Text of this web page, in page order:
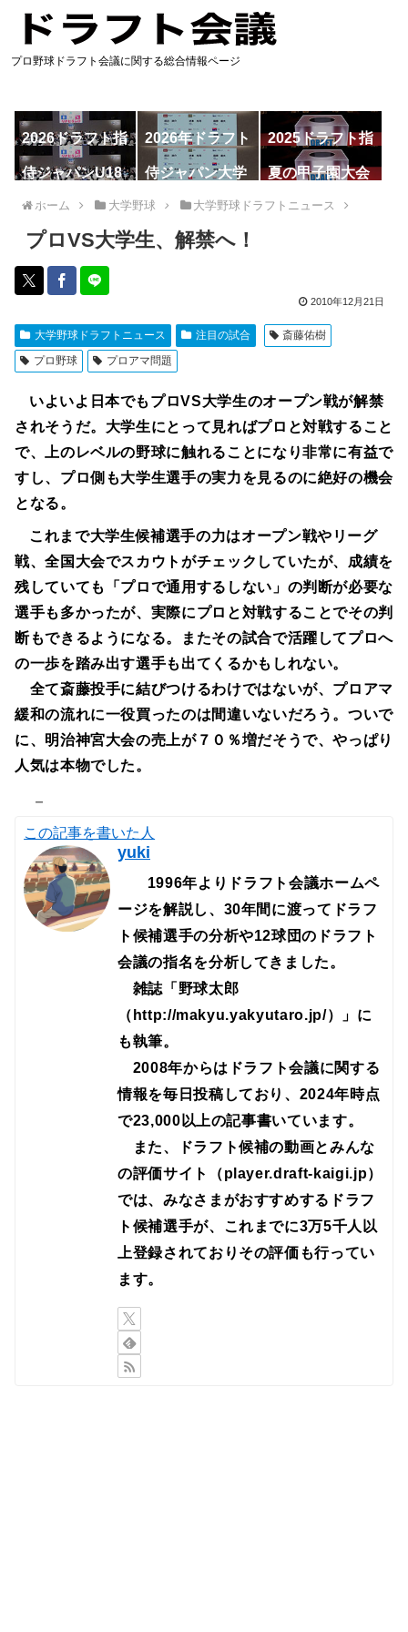
プロ野球ドラフト会議に関する総合情報ページ
2026ドラフト指
名予想
2026年ドラフト
候補
2025ドラフト指
名一覧
侍ジャパンU18
代表
侍ジャパン大学
代表
夏の甲子園大会
ホーム 大学野球 大学野球ドラフトニュース
プロVS大学生、解禁へ！
2010年12月21日
大学野球ドラフトニュース 注目の試合
斎藤佑樹
プロ野球
プロアマ問題
いよいよ日本でもプロVS大学生のオープン戦が解禁
されそうだ。大学生にとって見ればプロと対戦すること
で、上のレベルの野球に触れることになり非常に有益で
すし、プロ側も大学生選手の実力を見るのに絶好の機会
となる。
これまで大学生候補選手の力はオープン戦やリーグ
戦、全国大会でスカウトがチェックしていたが、成績を
残していても「プロで通用するしない」の判断が必要な
選手も多かったが、実際にプロと対戦することでその判
断もできるようになる。またその試合で活躍してプロへ
の一歩を踏み出す選手も出てくるかもしれない。
全て斎藤投手に結びつけるわけではないが、プロアマ
緩和の流れに一役買ったのは間違いないだろう。ついで
に、明治神宮大会の売上が７０％増だそうで、やっぱり
人気は本物でした。
－
この記事を書いた人
yuki
1996年よりドラフト会議ホームペ
ージを解説し、30年間に渡ってドラフ
ト候補選手の分析や12球団のドラフト
会議の指名を分析してきました。
雑誌「野球太郎
（http://makyu.yakyutaro.jp/）」に
も執筆。
2008年からはドラフト会議に関する
情報を毎日投稿しており、2024年時点
で23,000以上の記事書いています。
また、ドラフト候補の動画とみんな
の評価サイト（player.draft-kaigi.jp）
では、みなさまがおすすめするドラフ
ト候補選手が、これまでに3万5千人以
上登録されておりその評価も行ってい
ます。